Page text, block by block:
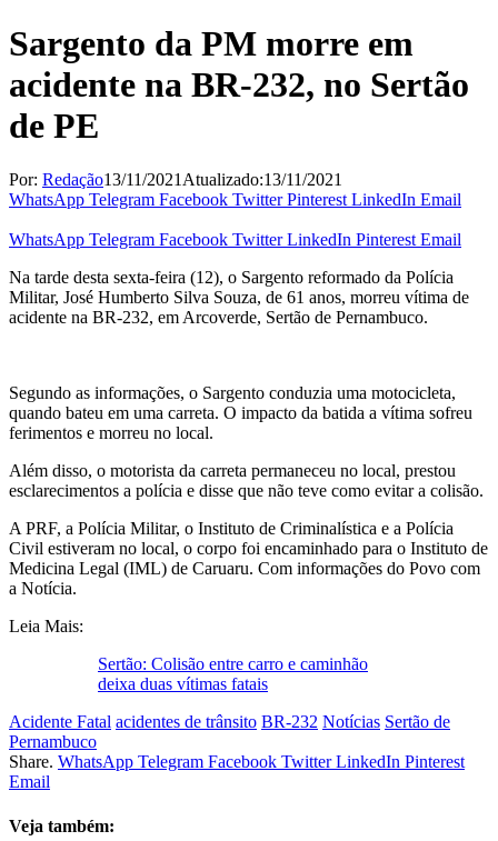
Sargento da PM morre em
acidente na BR-232, no Sertão
de PE
Por: Redação13/11/2021 Atualizado:13/11/2021
WhatsApp Telegram Facebook Twitter Pinterest LinkedIn Email
WhatsApp Telegram Facebook Twitter LinkedIn Pinterest Email
Na tarde desta sexta-feira (12), o Sargento reformado da Polícia
Militar, José Humberto Silva Souza, de 61 anos, morreu vítima de
acidente na BR-232, em Arcoverde, Sertão de Pernambuco.
Segundo as informações, o Sargento conduzia uma motocicleta,
quando bateu em uma carreta. O impacto da batida a vítima sofreu
ferimentos e morreu no local.
Além disso, o motorista da carreta permaneceu no local, prestou
esclarecimentos a polícia e disse que não teve como evitar a colisão.
A PRF, a Polícia Militar, o Instituto de Criminalística e a Polícia
Civil estiveram no local, o corpo foi encaminhado para o Instituto de
Medicina Legal (IML) de Caruaru. Com informações do Povo com
a Notícia.
Leia Mais:
Sertão: Colisão entre carro e caminhão
deixa duas vítimas fatais
Acidente Fatal acidentes de trânsito BR-232 Notícias Sertão de
Pernambuco
Share. WhatsApp Telegram Facebook Twitter LinkedIn Pinterest
Email
Veja também: